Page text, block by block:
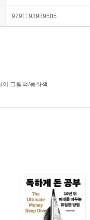
9791193939505
이 그림책/동화책